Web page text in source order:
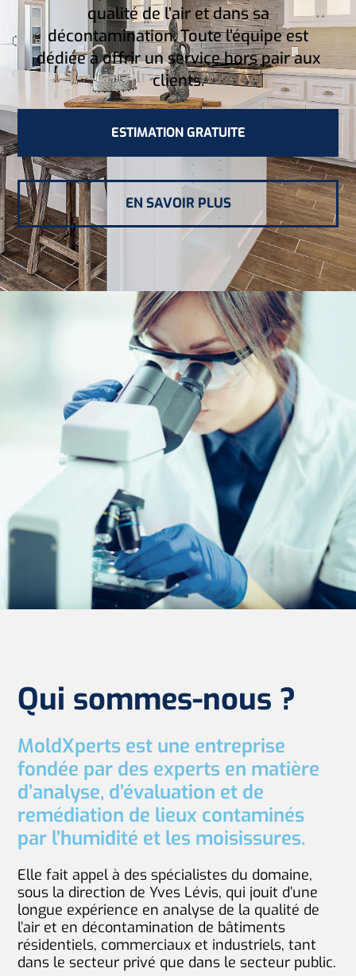
qualité de l’air et dans sa
décontamination. Toute l’équipe est
dédiée à offrir un service hors pair aux
clients.
ESTIMATION GRATUITE
EN SAVOIR PLUS
Qui sommes-nous ?
MoldXperts est une entreprise
fondée par des experts en matière
d’analyse, d’évaluation et de
remédiation de lieux contaminés
par l’humidité et les moisissures.
Elle fait appel à des spécialistes du domaine,
sous la direction de Yves Lévis, qui jouit d’une
longue expérience en analyse de la qualité de
l’air et en décontamination de bâtiments
résidentiels, commerciaux et industriels, tant
dans le secteur privé que dans le secteur public.